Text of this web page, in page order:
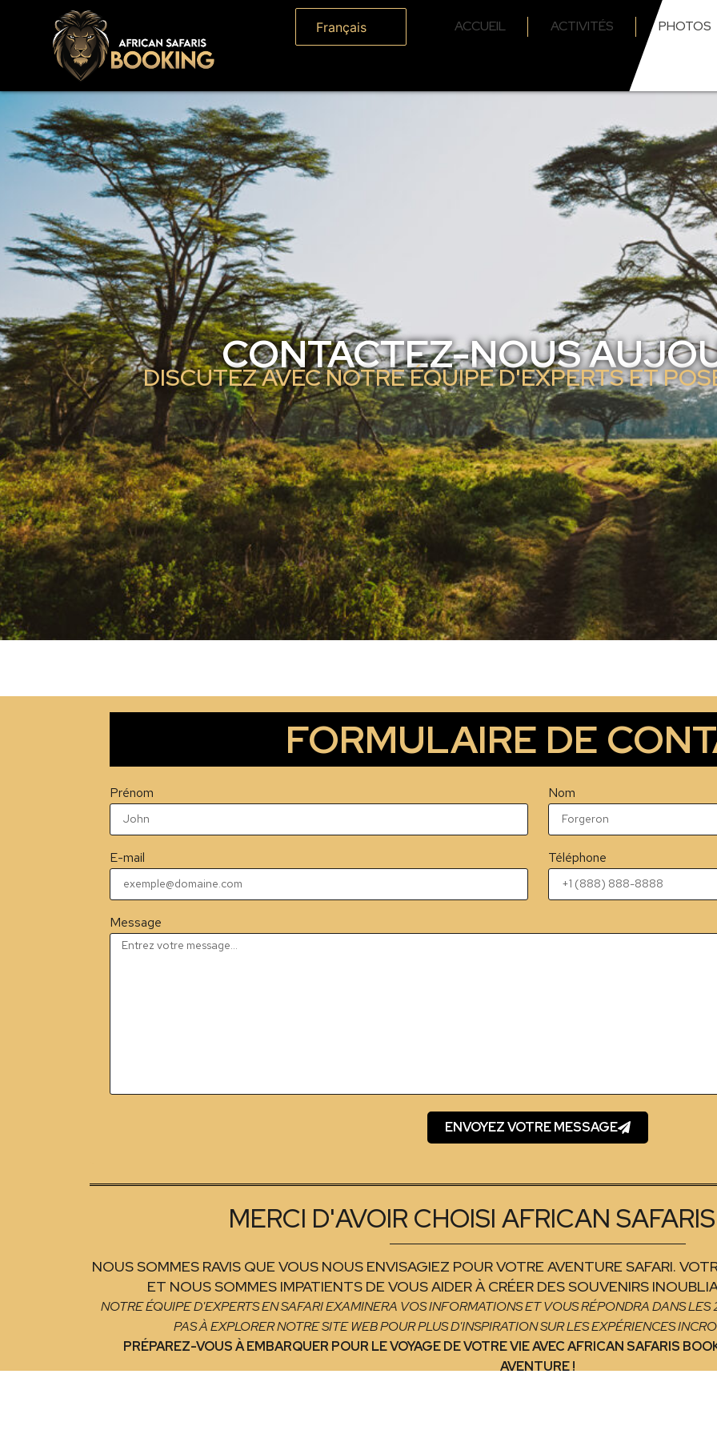
Français ACCUEIL ACTIVITÉS PHOTOS
CONTACTEZ-NOUS
DISCUTEZ AVEC NOTRE ÉQUIPE D'EXPERTS ET
FORMULAIRE DE
Prénom Nom
E-mail Téléphone
Message
ENVOYEZ VOTRE MESSAGE
MERCI D'AVOIR CHOISI AFRICAN
NOUS SOMMES RAVIS QUE VOUS NOUS ENVISAGIEZ POUR VOTRE AVENTURE SAFARI.
ET NOUS SOMMES IMPATIENTS DE VOUS AIDER À CRÉER DES SOUVENIRS
NOTRE ÉQUIPE D'EXPERTS EN SAFARI EXAMINERA VOS INFORMATIONS ET VOUS RÉPONDRA DANS
PAS À EXPLORER NOTRE SITE WEB POUR PLUS D'INSPIRATION SUR LES EXPÉRIENCES
PRÉPAREZ-VOUS À EMBARQUER POUR LE VOYAGE DE VOTRE VIE AVEC AFRICAN SAFARIS
AVENTURE !